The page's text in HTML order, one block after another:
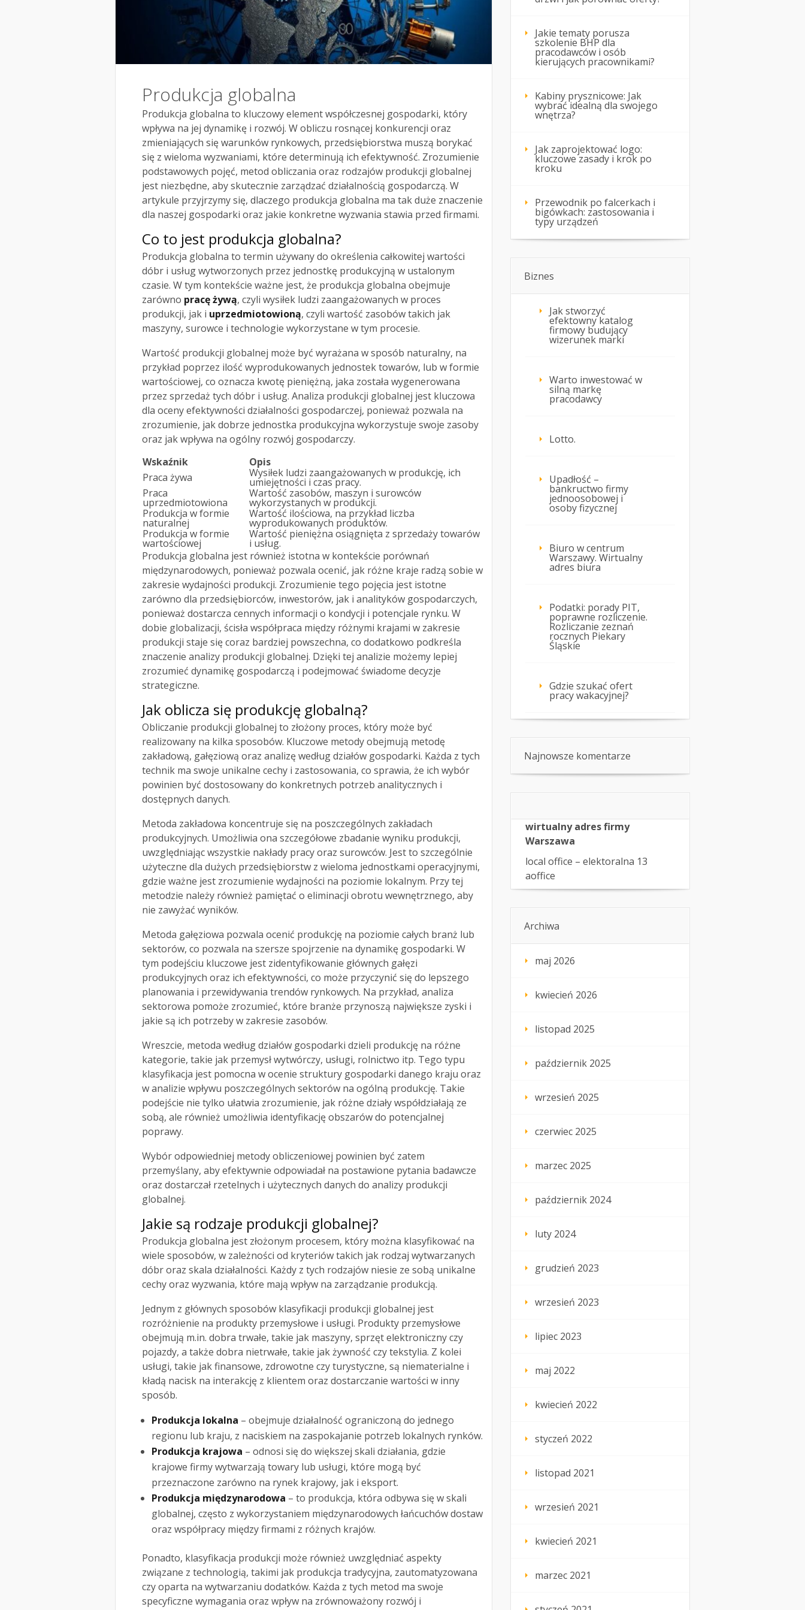
Produkcja globalna
Produkcja globalna to kluczowy element współczesnej gospodarki, który
wpływa na jej dynamikę i rozwój. W obliczu rosnącej konkurencji oraz
zmieniających się warunków rynkowych, przedsiębiorstwa muszą borykać
się z wieloma wyzwaniami, które determinują ich efektywność. Zrozumienie
podstawowych pojęć, metod obliczania oraz rodzajów produkcji globalnej
jest niezbędne, aby skutecznie zarządzać działalnością gospodarczą. W
artykule przyjrzymy się, dlaczego produkcja globalna ma tak duże znaczenie
dla naszej gospodarki oraz jakie konkretne wyzwania stawia przed firmami.
Co to jest produkcja globalna?
Produkcja globalna to termin używany do określenia całkowitej wartości
dóbr i usług wytworzonych przez jednostkę produkcyjną w ustalonym
czasie. W tym kontekście ważne jest, że produkcja globalna obejmuje
zarówno pracę żywą, czyli wysiłek ludzi zaangażowanych w proces
produkcji, jak i uprzedmiotowioną, czyli wartość zasobów takich jak
maszyny, surowce i technologie wykorzystane w tym procesie.
Wartość produkcji globalnej może być wyrażana w sposób naturalny, na
przykład poprzez ilość wyprodukowanych jednostek towarów, lub w formie
wartościowej, co oznacza kwotę pieniężną, jaka została wygenerowana
przez sprzedaż tych dóbr i usług. Analiza produkcji globalnej jest kluczowa
dla oceny efektywności działalności gospodarczej, ponieważ pozwala na
zrozumienie, jak dobrze jednostka produkcyjna wykorzystuje swoje zasoby
oraz jak wpływa na ogólny rozwój gospodarczy.
Wskaźnik
Opis
Praca żywa
Wysiłek ludzi zaangażowanych w produkcję, ich
umiejętności i czas pracy.
Praca
uprzedmiotowiona
Wartość zasobów, maszyn i surowców
wykorzystanych w produkcji.
Produkcja w formie
naturalnej
Wartość ilościowa, na przykład liczba
wyprodukowanych produktów.
Produkcja w formie
wartościowej
Wartość pieniężna osiągnięta z sprzedaży towarów
i usług.
Produkcja globalna jest również istotna w kontekście porównań
międzynarodowych, ponieważ pozwala ocenić, jak różne kraje radzą sobie w
zakresie wydajności produkcji. Zrozumienie tego pojęcia jest istotne
zarówno dla przedsiębiorców, inwestorów, jak i analityków gospodarczych,
ponieważ dostarcza cennych informacji o kondycji i potencjale rynku. W
dobie globalizacji, ścisła współpraca między różnymi krajami w zakresie
produkcji staje się coraz bardziej powszechna, co dodatkowo podkreśla
znaczenie analizy produkcji globalnej. Dzięki tej analizie możemy lepiej
zrozumieć dynamikę gospodarczą i podejmować świadome decyzje
strategiczne.
Jak oblicza się produkcję globalną?
Obliczanie produkcji globalnej to złożony proces, który może być
realizowany na kilka sposobów. Kluczowe metody obejmują metodę
zakładową, gałęziową oraz analizę według działów gospodarki. Każda z tych
technik ma swoje unikalne cechy i zastosowania, co sprawia, że ich wybór
powinien być dostosowany do konkretnych potrzeb analitycznych i
dostępnych danych.
Metoda zakładowa koncentruje się na poszczególnych zakładach
produkcyjnych. Umożliwia ona szczegółowe zbadanie wyniku produkcji,
uwzględniając wszystkie nakłady pracy oraz surowców. Jest to szczególnie
użyteczne dla dużych przedsiębiorstw z wieloma jednostkami operacyjnymi,
gdzie ważne jest zrozumienie wydajności na poziomie lokalnym. Przy tej
metodzie należy również pamiętać o eliminacji obrotu wewnętrznego, aby
nie zawyżać wyników.
Metoda gałęziowa pozwala ocenić produkcję na poziomie całych branż lub
sektorów, co pozwala na szersze spojrzenie na dynamikę gospodarki. W
tym podejściu kluczowe jest zidentyfikowanie głównych gałęzi
produkcyjnych oraz ich efektywności, co może przyczynić się do lepszego
planowania i przewidywania trendów rynkowych. Na przykład, analiza
sektorowa pomoże zrozumieć, które branże przynoszą największe zyski i
jakie są ich potrzeby w zakresie zasobów.
Wreszcie, metoda według działów gospodarki dzieli produkcję na różne
kategorie, takie jak przemysł wytwórczy, usługi, rolnictwo itp. Tego typu
klasyfikacja jest pomocna w ocenie struktury gospodarki danego kraju oraz
w analizie wpływu poszczególnych sektorów na ogólną produkcję. Takie
podejście nie tylko ułatwia zrozumienie, jak różne działy współdziałają ze
sobą, ale również umożliwia identyfikację obszarów do potencjalnej
poprawy.
Wybór odpowiedniej metody obliczeniowej powinien być zatem
przemyślany, aby efektywnie odpowiadał na postawione pytania badawcze
oraz dostarczał rzetelnych i użytecznych danych do analizy produkcji
globalnej.
Jakie są rodzaje produkcji globalnej?
Produkcja globalna jest złożonym procesem, który można klasyfikować na
wiele sposobów, w zależności od kryteriów takich jak rodzaj wytwarzanych
dóbr oraz skala działalności. Każdy z tych rodzajów niesie ze sobą unikalne
cechy oraz wyzwania, które mają wpływ na zarządzanie produkcją.
Jednym z głównych sposobów klasyfikacji produkcji globalnej jest
rozróżnienie na produkty przemysłowe i usługi. Produkty przemysłowe
obejmują m.in. dobra trwałe, takie jak maszyny, sprzęt elektroniczny czy
pojazdy, a także dobra nietrwałe, takie jak żywność czy tekstylia. Z kolei
usługi, takie jak finansowe, zdrowotne czy turystyczne, są niematerialne i
kładą nacisk na interakcję z klientem oraz dostarczanie wartości w inny
sposób.
Produkcja lokalna – obejmuje działalność ograniczoną do jednego
regionu lub kraju, z naciskiem na zaspokajanie potrzeb lokalnych rynków.
Produkcja krajowa – odnosi się do większej skali działania, gdzie
krajowe firmy wytwarzają towary lub usługi, które mogą być
przeznaczone zarówno na rynek krajowy, jak i eksport.
Produkcja międzynarodowa – to produkcja, która odbywa się w skali
globalnej, często z wykorzystaniem międzynarodowych łańcuchów dostaw
oraz współpracy między firmami z różnych krajów.
Ponadto, klasyfikacja produkcji może również uwzględniać aspekty
związane z technologią, takimi jak produkcja tradycyjna, zautomatyzowana
czy oparta na wytwarzaniu dodatków. Każda z tych metod ma swoje
specyficzne wymagania oraz wpływ na zrównoważony rozwój i
Jakie tematy porusza
szkolenie BHP dla
pracodawców i osób
kierujących pracownikami?
Kabiny prysznicowe: Jak
wybrać idealną dla swojego
wnętrza?
Jak zaprojektować logo:
kluczowe zasady i krok po
kroku
Przewodnik po falcerkach i
bigówkach: zastosowania i
typy urządzeń
Biznes
Jak stworzyć
efektowny katalog
firmowy budujący
wizerunek marki
Warto inwestować w
silną markę
pracodawcy
Lotto.
Upadłość –
bankructwo firmy
jednoosobowej i
osoby fizycznej
Biuro w centrum
Warszawy. Wirtualny
adres biura
Podatki: porady PIT,
poprawne rozliczenie.
Rozliczanie zeznań
rocznych Piekary
Śląskie
Gdzie szukać ofert
pracy wakacyjnej?
Najnowsze komentarze
wirtualny adres firmy
Warszawa
local office – elektoralna 13
aoffice
Archiwa
maj 2026
kwiecień 2026
listopad 2025
październik 2025
wrzesień 2025
czerwiec 2025
marzec 2025
październik 2024
luty 2024
grudzień 2023
wrzesień 2023
lipiec 2023
maj 2022
kwiecień 2022
styczeń 2022
listopad 2021
wrzesień 2021
kwiecień 2021
marzec 2021